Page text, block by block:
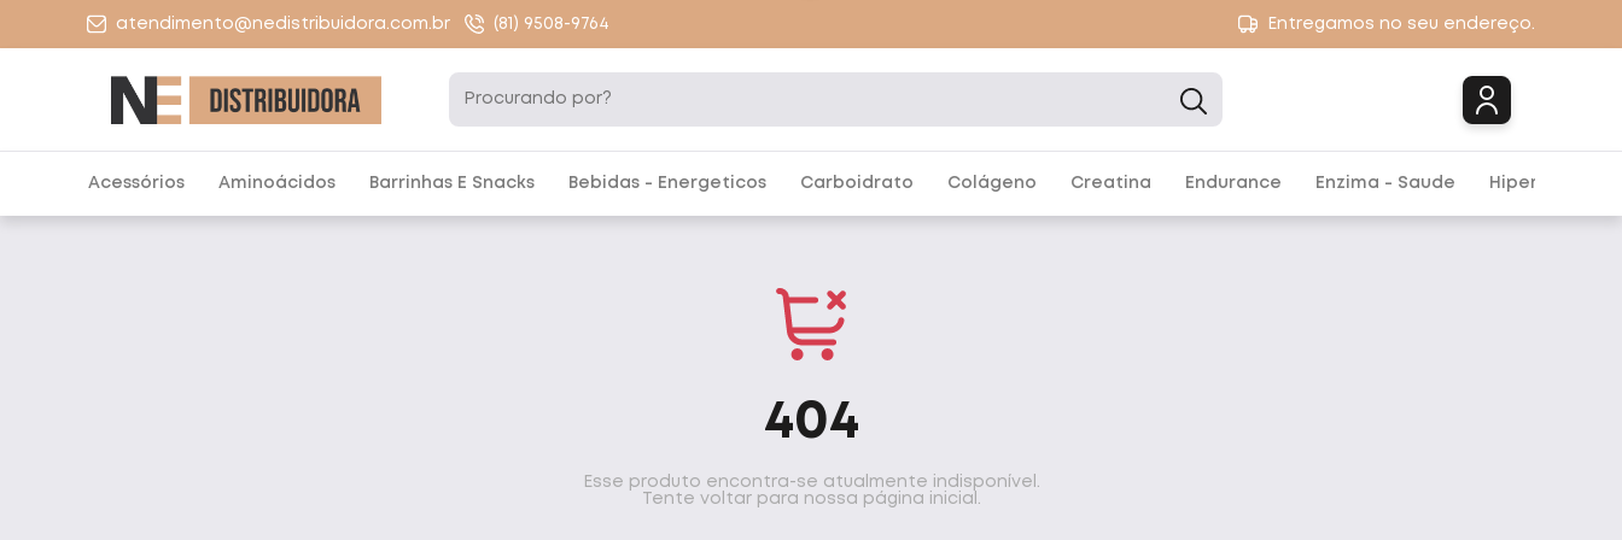
atendimento@nedistribuidora.com.br (81) 9508-9764 Entregamos no seu endereço.
Acessórios Aminoácidos Barrinhas E Snacks Bebidas - Energeticos Carboidrato Colágeno Creatina Endurance Enzima - Saude Hipercalórico
404
Esse produto encontra-se atualmente indisponível.
Tente voltar para nossa página inicial.